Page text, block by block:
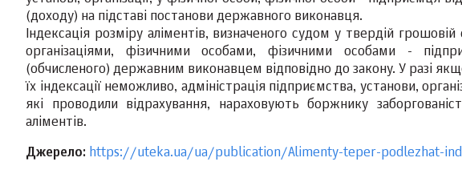
(доходу) на підставі постанови державного виконавця.
Індексація розміру аліментів, визначеного судом у твердій
організаціями, фізичними особами, фізичними особами -
(обчисленого) державним виконавцем відповідно до закону. У разі
їх індексації неможливо, адміністрація підприємства, установи,
які проводили відрахування, нараховують боржнику
аліментів.
Джерело: https://uteka.ua/ua/publication/Alimenty-teper-podlezhat-